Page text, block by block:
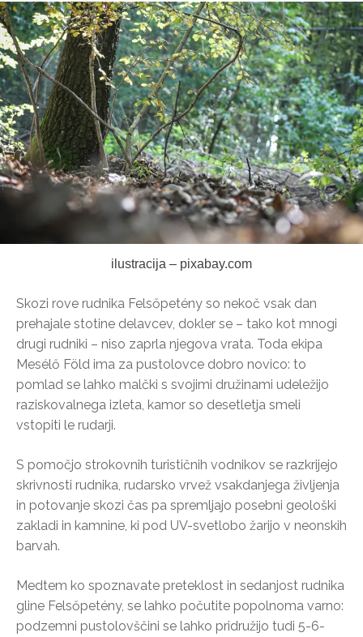
ilustracija – pixabay.com
Skozi rove rudnika Felsőpetény so nekoč vsak dan
prehajale stotine delavcev, dokler se – tako kot mnogi
drugi rudniki – niso zaprla njegova vrata. Toda ekipa
Mesélő Föld ima za pustolovce dobro novico: to
pomlad se lahko malčki s svojimi družinami udeležijo
raziskovalnega izleta, kamor so desetletja smeli
vstopiti le rudarji.
S pomočjo strokovnih turističnih vodnikov se razkrijejo
skrivnosti rudnika, rudarsko vrvež vsakdanjega življenja
in potovanje skozi čas pa spremljajo posebni geološki
zakladi in kamnine, ki pod UV-svetlobo žarijo v neonskih
barvah.
Medtem ko spoznavate preteklost in sedanjost rudnika
gline Felsőpetény, se lahko počutite popolnoma varno:
podzemni pustolovščini se lahko pridružijo tudi 5-6-